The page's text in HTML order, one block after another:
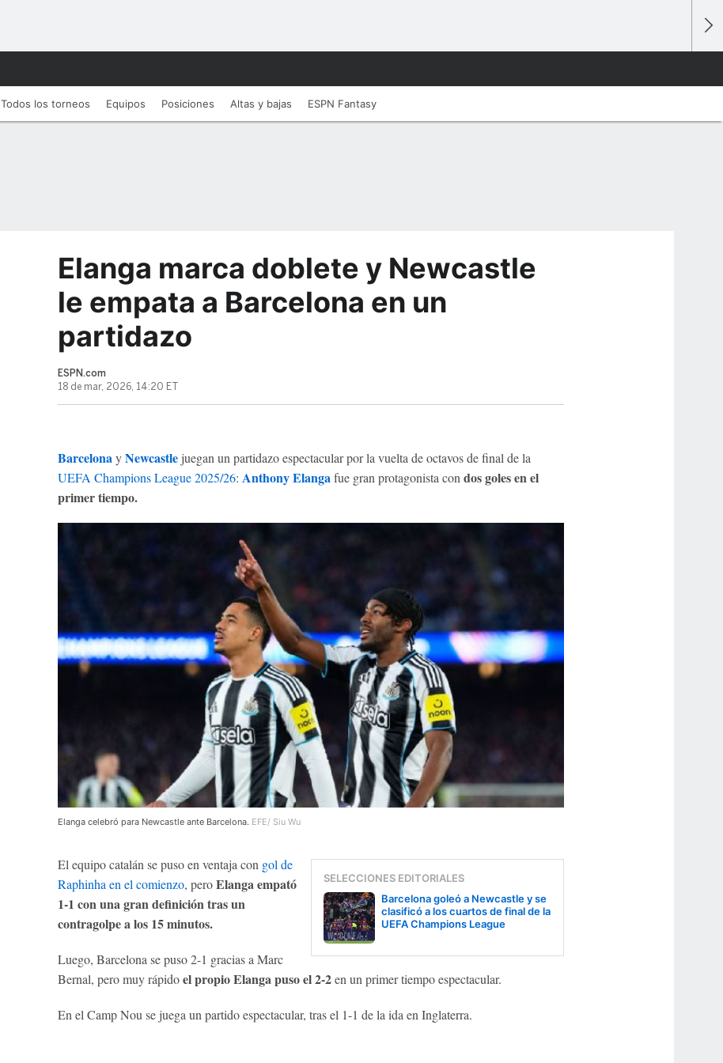
Todos los torneos Equipos Posiciones Altas y bajas ESPN Fantasy
Elanga marca doblete y Newcastle
le empata a Barcelona en un
partidazo
ESPN.com
18 de mar, 2026, 14:20 ET
Barcelona y Newcastle juegan un partidazo espectacular por la vuelta de octavos de final de la
UEFA Champions League 2025/26: Anthony Elanga fue gran protagonista con dos goles en el
primer tiempo.
Elanga celebró para Newcastle ante Barcelona. EFE/ Siu Wu
SELECCIONES EDITORIALES
Barcelona goleó a Newcastle y se
clasificó a los cuartos de final de la
UEFA Champions League
El equipo catalán se puso en ventaja con gol de
Raphinha en el comienzo, peroElanga empató
1-1 con una gran definición tras un
contragolpe a los 15 minutos.
Luego, Barcelona se puso 2-1 gracias a Marc
Bernal, pero muy rápidoel propio Elanga puso el 2-2en un primer tiempo espectacular.
En el Camp Nou se juega un partido espectacular, tras el 1-1 de la ida en Inglaterra.